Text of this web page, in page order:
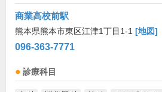
商業高校前駅
熊本県熊本市東区江津1丁目1-1 [地図]
096-363-7771
診療科目